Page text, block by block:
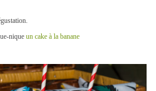
nique un cake à la banane